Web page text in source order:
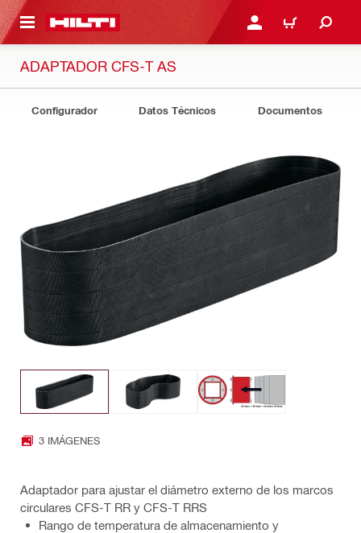
PRINCIPAL INICIE SESIÓN O
CARRITO
ADAPTADOR CFS-T AS
Configurador Datos Técnicos Documentos
3 IMÁGENES
Adaptador para ajustar el diámetro externo de los marcos
circulares CFS-T RR y CFS-T RRS
Rango de temperatura de almacenamiento y